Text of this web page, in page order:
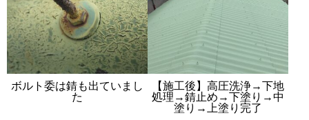
ボルト委は錆も出ていまし
た
【施工後】高圧洗浄→下地
処理→錆止め→下塗り→中
塗り→上塗り完了